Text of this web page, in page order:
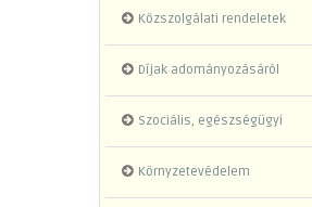
Közszolgálati rendeletek
Díjak adományozásáról
Szociális, egészségügyi
Környzetevédelem